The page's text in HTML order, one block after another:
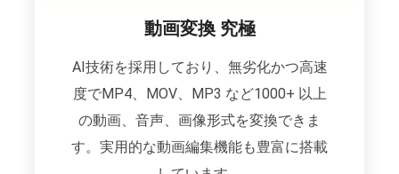
動画変換 究極
AI技術を採用しており、無劣化かつ高速
度でMP4、MOV、MP3 など1000+ 以上
の動画、音声、画像形式を変換できま
す。実用的な動画編集機能も豊富に搭載